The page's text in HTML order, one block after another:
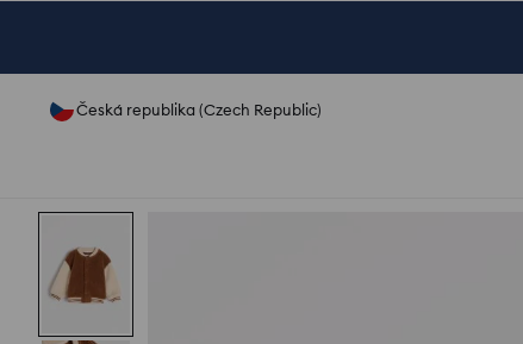
Česká republika (Czech Republic)